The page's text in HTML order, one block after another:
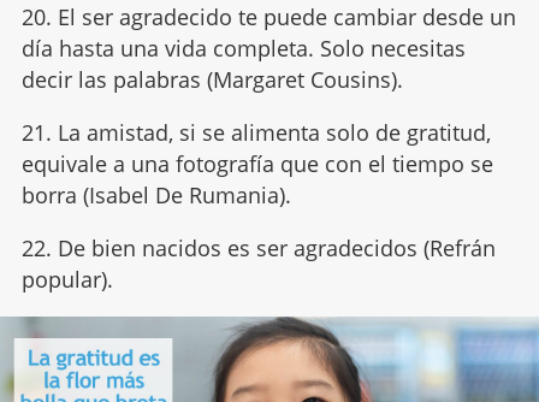
20. El ser agradecido te puede cambiar desde un
día hasta una vida completa. Solo necesitas
decir las palabras (Margaret Cousins).
21. La amistad, si se alimenta solo de gratitud,
equivale a una fotografía que con el tiempo se
borra (Isabel De Rumania).
22. De bien nacidos es ser agradecidos (Refrán
popular).